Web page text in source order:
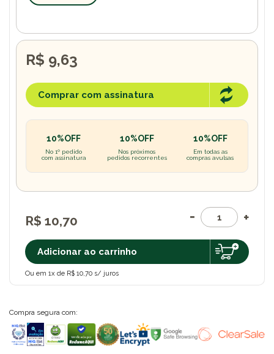
R$ 10,70
Adicionar ao carrinho
Ou em 1x de R$ 10,70 s/ juros
R$ 9,63
Comprar com assinatura
10%OFF
No 1º pedido
com assinatura
10%OFF
Nos próximos
pedidos recorrentes
10%OFF
Em todas as
compras avulsas
Compra segura com: